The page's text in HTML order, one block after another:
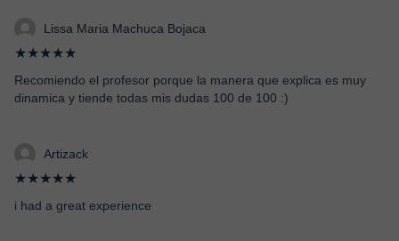
Lissa Maria Machuca Bojaca
★★★★★
Recomiendo el profesor porque la manera que explica es muy
dinamica y tiende todas mis dudas 100 de 100 :)
Artizack
★★★★★
i had a great experience